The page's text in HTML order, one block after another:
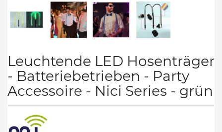
Leuchtende LED Hosenträger
- Batteriebetrieben - Party
Accessoire - Nici Series - grün